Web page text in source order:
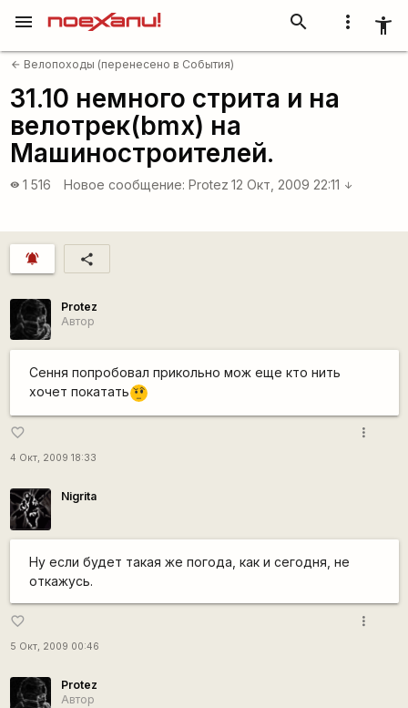
more_vert accessibility_new
search
menu
arrow_back Велопоходы (перенесено в События)
31.10 немного стрита и на
велотрек(bmx) на
Машиностроителей.
visibility 1 516 Новое сообщение: Protez 12 Окт, 2009 22:11 arrow_downward
notifications_active share
Protez
Автор
Сення попробовал прикольно мож еще кто нить
хочет покатать???
favorite_border
4 Окт, 2009 18:33
more_vert
Nigrita
Ну если будет такая же погода, как и сегодня, не
откажусь.
favorite_border
5 Окт, 2009 00:46
more_vert
Protez
Автор